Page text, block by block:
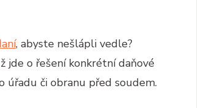
, abyste nešlápli vedle?
jde o řešení konkrétní daňové
úřadu či obranu před soudem.